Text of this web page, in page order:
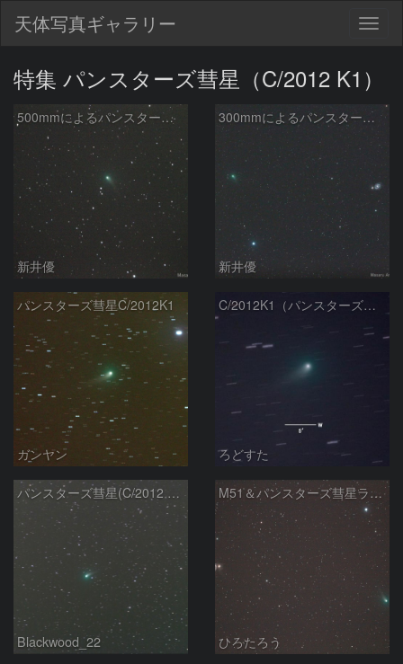
天体写真ギャラリー
特集 パンスターズ彗星（C/2012 K1）
500mmによるパンスターズ彗星(C/2012K1)（20140503）
新井優
300mmによるパンスターズ彗星とM51の接近
新井優
パンスターズ彗星C/2012K1
ガンヤン
C/2012K1（パンスターズ彗星)
ろどすた
パンスターズ彗星(C/2012 K1)
Blackwood_22
M51＆パンスターズ彗星ランデブー
ひろたろう